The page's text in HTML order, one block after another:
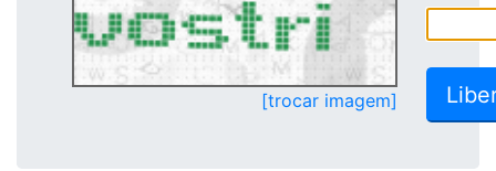
[trocar imagem]